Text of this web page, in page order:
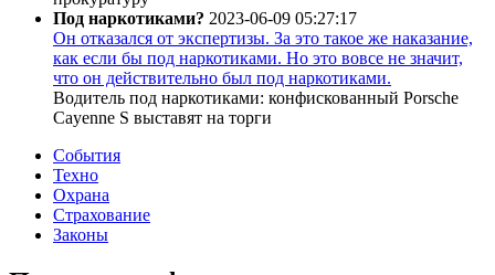
Под наркотиками? 2023-06-09 05:27:17
Он отказался от экспертизы. За это такое же наказание,
как если бы под наркотиками. Но это вовсе не значит,
что он действительно был под наркотиками.
Водитель под наркотиками: конфискованный Porsche
Cayenne S выставят на торги
События
Техно
Охрана
Страхование
Законы